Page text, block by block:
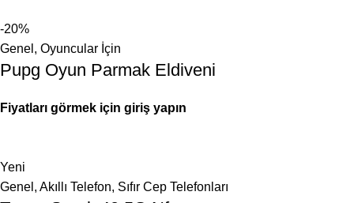
-20%
Genel , Oyuncular İçin
Pupg Oyun Parmak Eldiveni
Fiyatları görmek için giriş yapın
Yeni
Genel , Akıllı Telefon, Sıfır Cep Telefonları